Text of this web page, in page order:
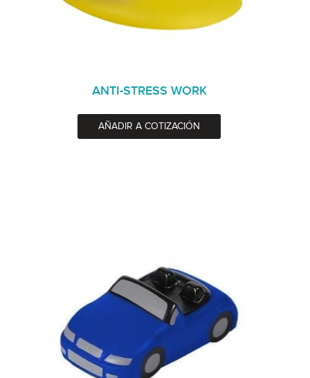
ANTI-STRESS WORK
AÑADIR A COTIZACIÓN